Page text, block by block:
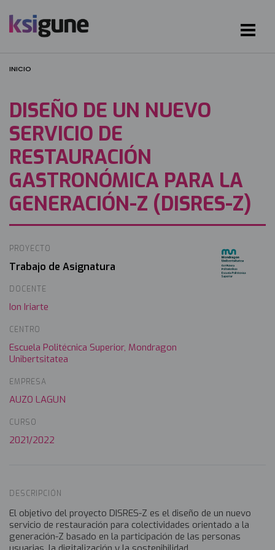
INICIO
DISEÑO DE UN NUEVO
SERVICIO DE
RESTAURACIÓN
GASTRONÓMICA PARA LA
GENERACIÓN-Z (DISRES-Z)
PROYECTO
Trabajo de Asignatura
DOCENTE
Ion Iriarte
CENTRO
Escuela Politécnica Superior, Mondragon
Unibertsitatea
EMPRESA
AUZO LAGUN
CURSO
2021/2022
Irudia
DESCRIPCIÓN
El objetivo del proyecto DISRES-Z es el diseño de un nuevo
servicio de restauración para colectividades orientado a la
generación-Z basado en la participación de las personas